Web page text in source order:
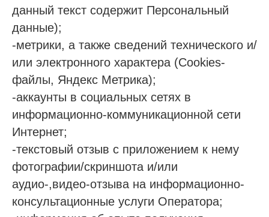
данный текст содержит Персональный
данные);
-метрики, а также сведений технического и/
или электронного характера (Cookies-
файлы, Яндекс Метрика);
-аккаунты в социальных сетях в
информационно-коммуникационной сети
Интернет;
-текстовый отзыв с приложением к нему
фотографии/скриншота и/или
аудио-,видео-отзыва на информационно-
консультационные услуги Оператора;